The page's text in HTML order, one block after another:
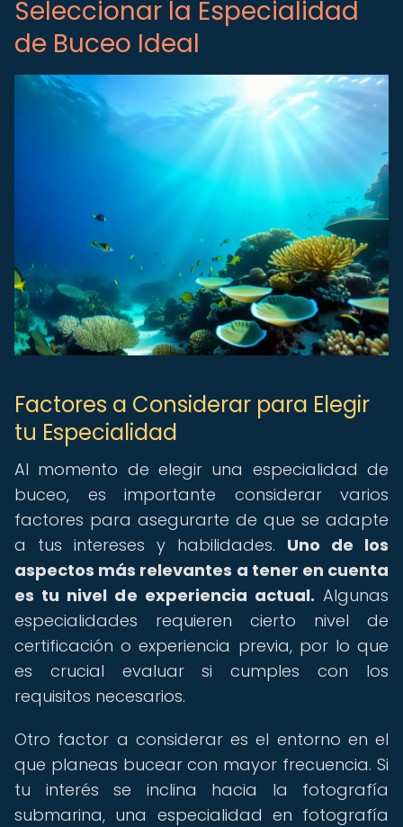
Seleccionar la Especialidad
de Buceo Ideal
Factores a Considerar para Elegir
tu Especialidad
Al momento de elegir una especialidad de
buceo, es importante considerar varios
factores para asegurarte de que se adapte
a tus intereses y habilidades. Uno de los
aspectos más relevantes a tener en cuenta
es tu nivel de experiencia actual. Algunas
especialidades requieren cierto nivel de
certificación o experiencia previa, por lo que
es crucial evaluar si cumples con los
requisitos necesarios.
Otro factor a considerar es el entorno en el
que planeas bucear con mayor frecuencia. Si
tu interés se inclina hacia la fotografía
submarina, una especialidad en fotografía